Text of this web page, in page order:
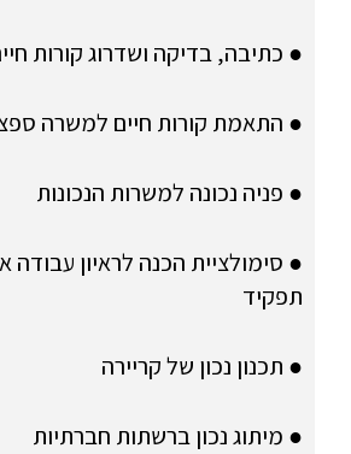
● כתיבה, בדיקה ושדרוג קורות
● התאמת קורות חיים למשרה
● פניה נכונה למשרות הנכונות
● סימולציית הכנה לראיון עבודה
תפקיד
● תכנון נכון של קריירה
● מיתוג נכון ברשתות חברתיות